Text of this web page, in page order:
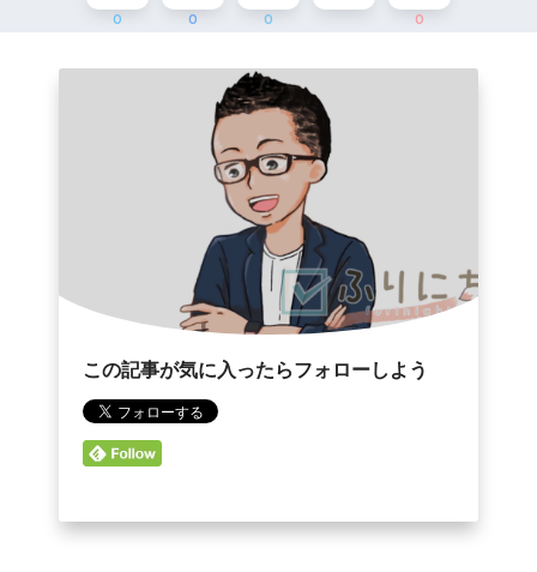
0 0 0 0
この記事が気に入ったらフォローしよう